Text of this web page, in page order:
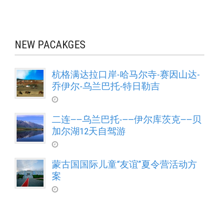
NEW PACAKGES
杭格满达拉口岸-哈马尔寺-赛因山达-
乔伊尔-乌兰巴托-特日勒吉
二连——乌兰巴托-——伊尔库茨克——贝
加尔湖12天自驾游
蒙古国国际儿童“友谊”夏令营活动方
案